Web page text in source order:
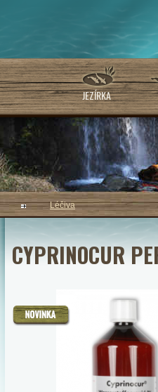
JEZÍRKA
Léčiva
CYPRINOCUR